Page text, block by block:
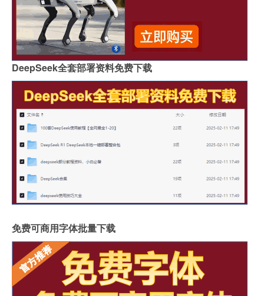
DeepSeek全套部署资料免费下载
免费可商用字体批量下载